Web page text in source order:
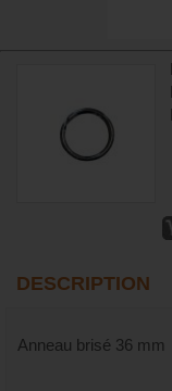
DESCRIPTION
Anneau brisé 36 mm